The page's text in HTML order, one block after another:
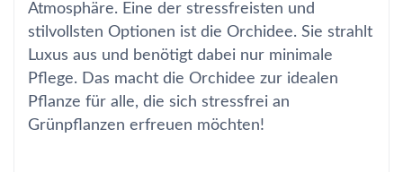
Atmosphäre. Eine der stressfreisten und
stilvollsten Optionen ist die Orchidee. Sie strahlt
Luxus aus und benötigt dabei nur minimale
Pflege. Das macht die Orchidee zur idealen
Pflanze für alle, die sich stressfrei an
Grünpflanzen erfreuen möchten!